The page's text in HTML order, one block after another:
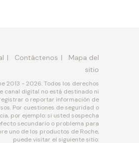
Contáctenos
Mapa del
sitio
2013 - 2026. Todos los derechos
canal digital no está destinado ni
o reportar información de
Por cuestiones de seguridad o
por ejemplo: si usted sospecha
secundario o problema para
uno de los productos de Roche,
puede visitar el siguiente sitio: